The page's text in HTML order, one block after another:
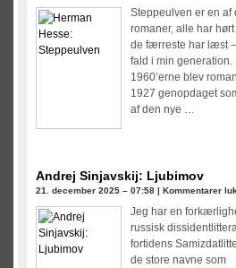
Steppeulven er en af
romaner, alle har
de færreste har læst
fald i min generation. I
1960’erne blev
1927 genopdaget
af den nye …
Andrej Sinjavskij: Ljubimov
21. december 2025 – 07:58 | Kommentarer
Jeg har en
russisk
fortidens
de store navne som